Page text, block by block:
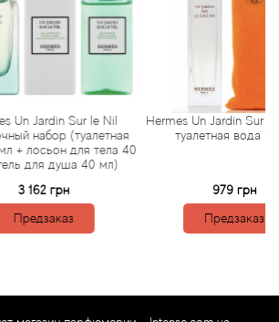
Sur le Nil
(туалетная
для тела 40
душа 40 мл)
грн
Hermes Un Jardin Sur La
туалетная вода 15 мл
979 грн
Предзаказ